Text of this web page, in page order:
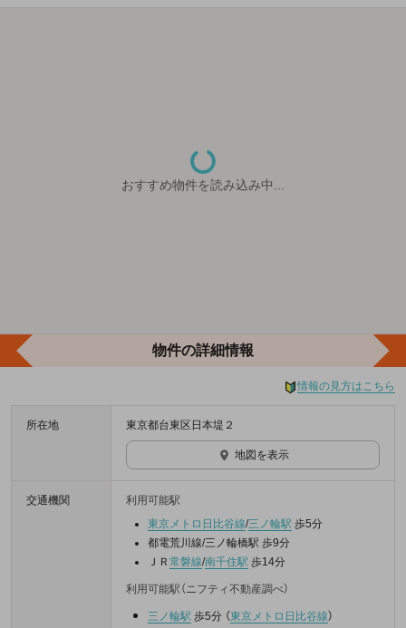
おすすめ物件を読み込み中...
物件の詳細情報
情報の見方はこちら
所在地 東京都台東区日本堤２
地図を表示
交通機関
利用可能駅
東京メトロ日比谷線/三ノ輪駅 歩5分
都電荒川線/三ノ輪橋駅 歩9分
ＪＲ 常磐線/南千住駅 歩14分
利用可能駅（ニフティ不動産調べ）
三ノ輪駅 歩5分 （東京メトロ日比谷線）